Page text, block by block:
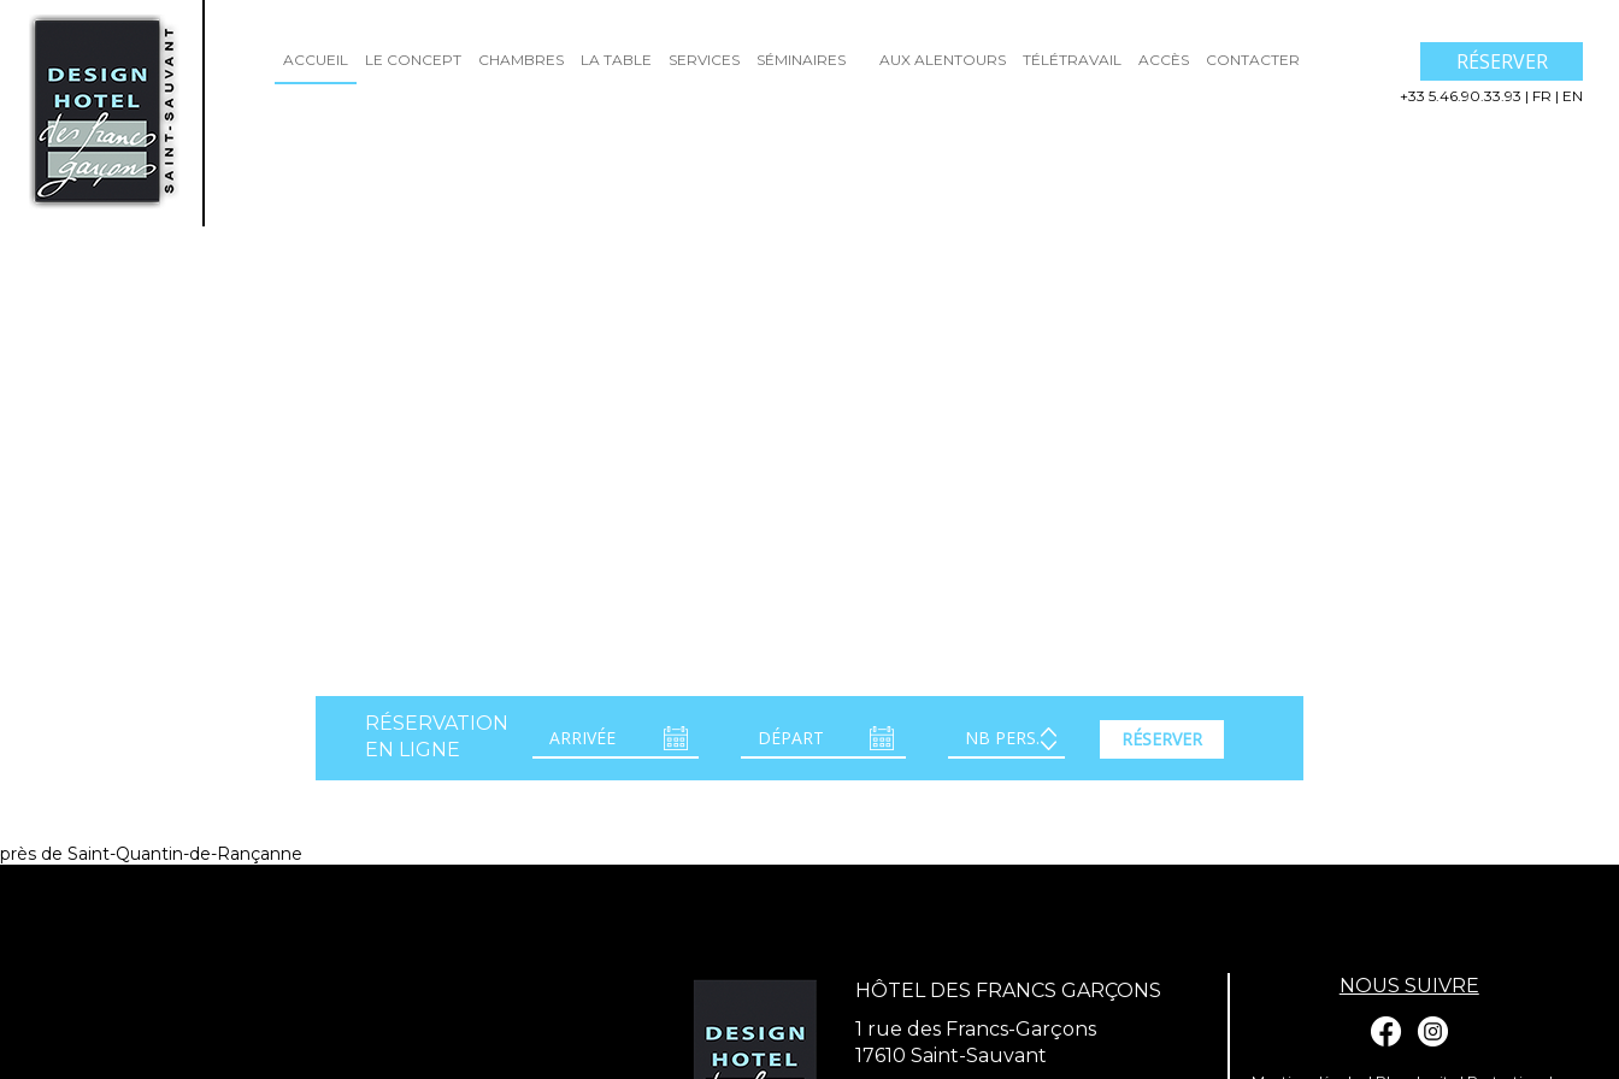
ACCUEIL LE CONCEPT CHAMBRES LA TABLE SERVICES SÉMINAIRES AUX ALENTOURS TÉLÉTRAVAIL ACCÈS CONTACTER RÉSERVER
+33 5.46.90.33.93 | FR | EN
RÉSERVATION
EN LIGNE
RÉSERVER
près de Saint-Quantin-de-Rançanne
HÔTEL DES FRANCS GARÇONS
1 rue des Francs-Garçons
17610 Saint-Sauvant
NOUS SUIVRE